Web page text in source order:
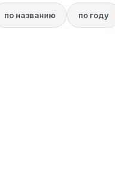
по названию по году